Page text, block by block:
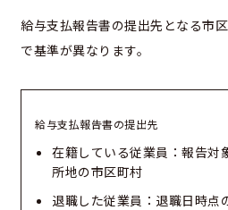
給与支払報告書の提出先となる市
で基準が異なります。
給与支払報告書の提出先
在籍している従業員：報告対
所地の市区町村
退職した従業員：退職日時点